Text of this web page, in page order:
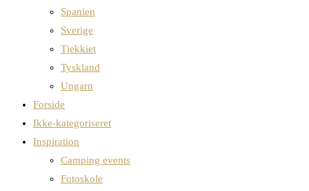
Spanien
Sverige
Tjekkiet
Tyskland
Ungarn
Forside
Ikke-kategoriseret
Inspiration
Camping events
Fotoskole